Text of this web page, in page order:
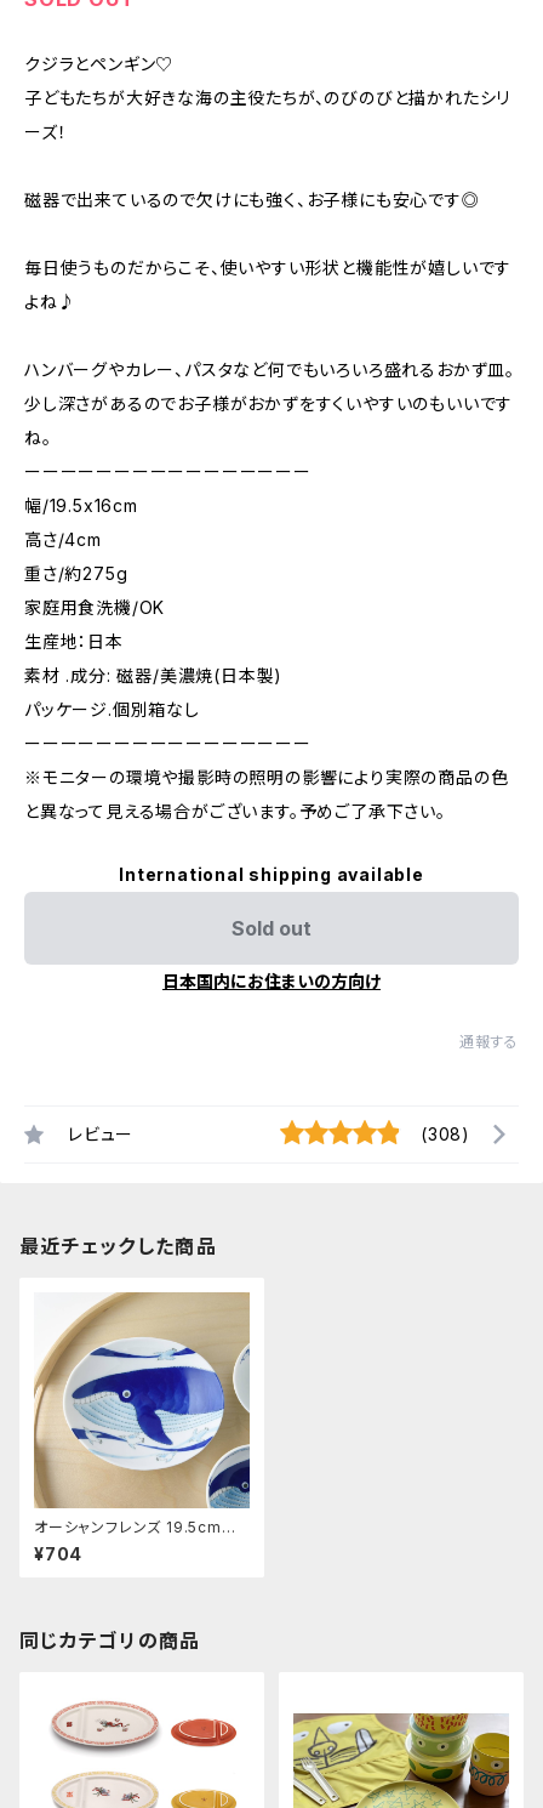
クジラとペンギン♡
子どもたちが大好きな海の主役たちが、のびのびと描かれたシリ
ーズ！
磁器で出来ているので欠けにも強く、お子様にも安心です◎
毎日使うものだからこそ、使いやすい形状と機能性が嬉しいです
よね♪
ハンバーグやカレー、パスタなど何でもいろいろ盛れるおかず皿。
少し深さがあるのでお子様がおかずをすくいやすいのもいいです
ね。
ーーーーーーーーーーーーーーーー
幅/19.5x16cm
高さ/4cm
重さ/約275g
家庭用食洗機/OK
生産地：日本
素材 .成分: 磁器/美濃焼(日本製)
パッケージ.個別箱なし
ーーーーーーーーーーーーーーーー
※モニターの環境や撮影時の照明の影響により実際の商品の色
と異なって見える場合がございます。予めご了承下さい。
International shipping available
Sold out
日本国内にお住まいの方向け
通報する
レビュー (308)
最近チェックした商品
オーシャンフレンズ 19.5cmお
かず皿
¥704
同じカテゴリの商品